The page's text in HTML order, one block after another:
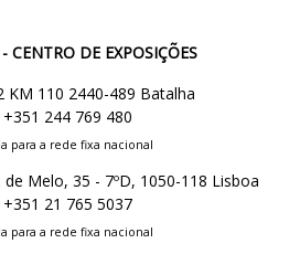
CENTRO DE EXPOSIÇÕES
KM 110 2440-489 Batalha
+351 244 769 480
para a rede fixa nacional
de Melo, 35 - 7ºD, 1050-118 Lisboa
+351 21 765 5037
para a rede fixa nacional